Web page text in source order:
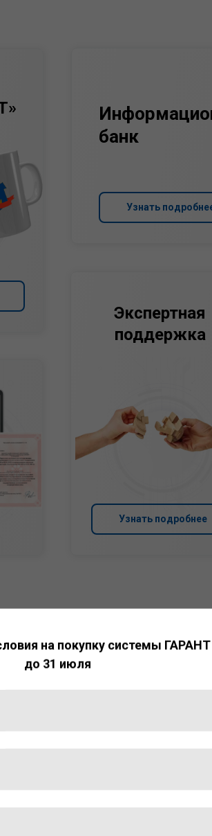
Узнать
банк
Узнать подробнее
Экспертная
поддержка
на покупку системы ГАРАНТ
до 31 июля